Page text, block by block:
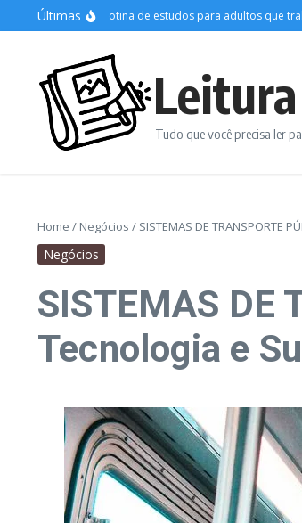
Ir para o conteúdo
Últimas
organizar a rotina de estudos para adultos que trabalham
Tudo que você precisa ler
Home / Negócios / SISTEMAS DE
Negócios
SISTEMAS DE
Tecnologia e